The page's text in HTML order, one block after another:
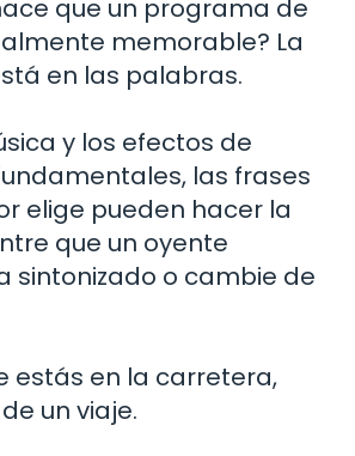
que un programa de
memorable? La
en las palabras.
y los efectos de
las frases
elige pueden hacer la
que un oyente
sintonizado o cambie de
estás en la carretera,
un viaje.